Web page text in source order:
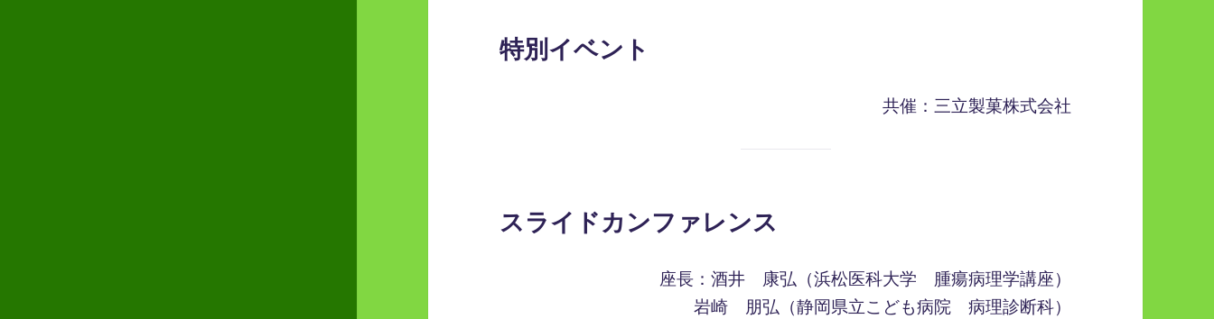
特別イベント
共催：三立製菓株式会社
スライドカンファレンス
座長：酒井 康弘（浜松医科大学 腫瘍病理学講座）
岩崎 朋弘（静岡県立こども病院 病理診断科）